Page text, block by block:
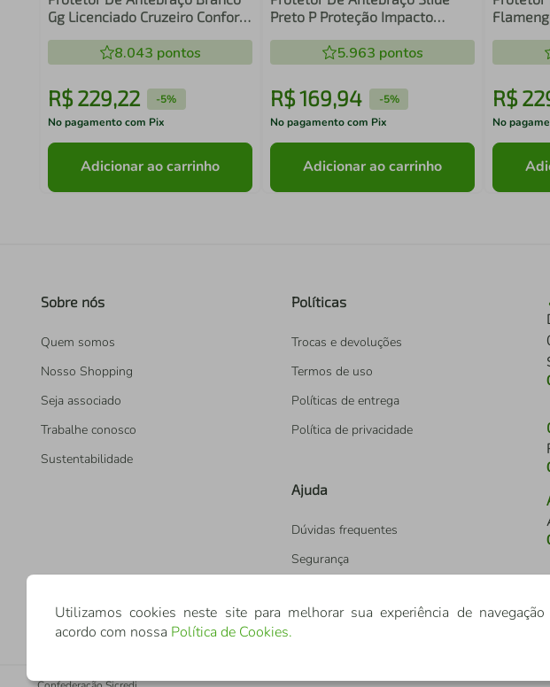
Gg Licenciado Cruzeiro Conforto
8.043 pontos
R$ 229,22 -5%
No pagamento com Pix
Adicionar ao carrinho
Preto P Proteção Impacto
5.963 pontos
R$169,94 -5%
No pagamento com Pix
Adicionar ao carrinho
R$
No
Sobre nós
Quem somos
Nosso Shopping
Seja associado
Trabalhe conosco
Sustentabilidade
Políticas
Trocas e devoluções
Termos de uso
Políticas de entrega
Política de privacidade
Ajuda
Dúvidas frequentes
Segurança
Utilizamos cookies neste site para melhorar sua experiência de navegação
acordo com nossa Política de Cookies.